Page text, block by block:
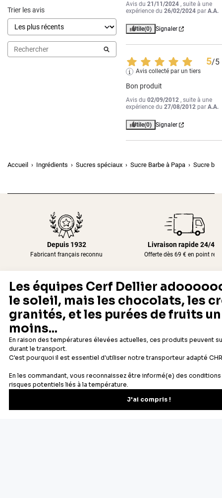
Trier les avis
Avis du21/11/2024 , suite à une
expérience du26/02/2024 parA.A.
Utile(0) Signaler
5/5
Avis collecté par un tiers
Bon produit
Avis du02/09/2012 , suite à une
expérience du27/08/2012 parA.A.
Utile(0) Signaler
Accueil Ingrédients Sucres spéciaux Sucre Barbe à Papa Sucre
Depuis 1932
Fabricant français reconnu
Livraison rapide 24/48h
Offerte dès 69 € en point
Newsletter
Recevez les recettes, astuces et offres spéciales.